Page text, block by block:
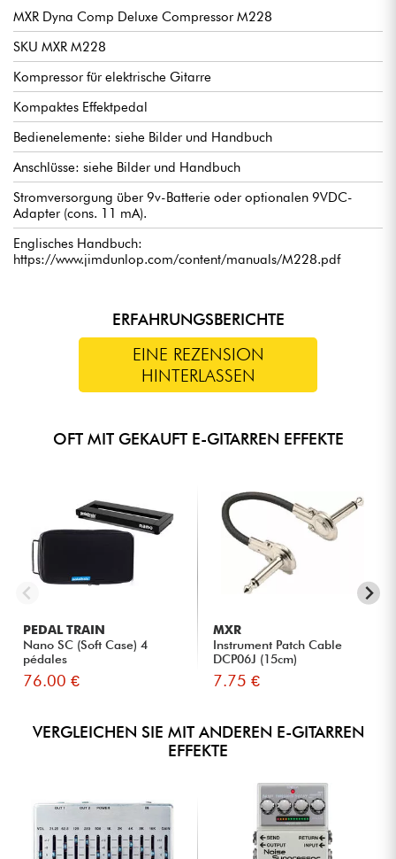
MXR Dyna Comp Deluxe Compressor M228
SKU MXR M228
Kompressor für elektrische Gitarre
Kompaktes Effektpedal
Bedienelemente: siehe Bilder und Handbuch
Anschlüsse: siehe Bilder und Handbuch
Stromversorgung über 9v-Batterie oder optionalen 9VDC-
Adapter (cons. 11 mA).
Englisches Handbuch:
https://www.jimdunlop.com/content/manuals/M228.pdf
ERFAHRUNGSBERICHTE
EINE REZENSION
HINTERLASSEN
OFT MIT GEKAUFT E-GITARREN EFFEKTE
PEDAL TRAIN
Nano SC (Soft Case) 4
pédales
76.00 €
MXR
Instrument Patch Cable
DCP06J (15cm)
7.75 €
VERGLEICHEN SIE MIT ANDEREN E-GITARREN
EFFEKTE